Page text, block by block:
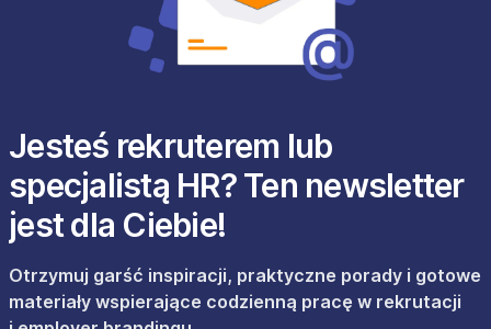
Jesteś rekruterem lub
specjalistą HR? Ten newsletter
jest dla Ciebie!
Otrzymuj garść inspiracji, praktyczne porady i gotowe
materiały wspierające codzienną pracę w rekrutacji